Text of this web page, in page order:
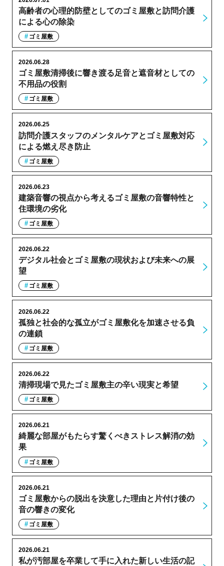
高齢者の心理的防壁としてのゴミ屋敷と訪問介護
による心の除染
ゴミ屋敷
ゴミ屋敷清掃後に響き渡る足音と遮音材としての
不用品の役割
2026.06.28
ゴミ屋敷
訪問介護スタッフのメンタルケアとゴミ屋敷対応
による燃え尽き防止
2026.06.25
ゴミ屋敷
建築音響の視点から考えるゴミ屋敷の音響特性と
住環境の劣化
2026.06.23
ゴミ屋敷
デジタル社会とゴミ屋敷の現状および未来への展
望
2026.06.22
ゴミ屋敷
孤独と社会的な孤立がゴミ屋敷化を加速させる負
の連鎖
2026.06.22
ゴミ屋敷
清掃現場で見たゴミ屋敷主の辛い現実と希望
2026.06.22
ゴミ屋敷
綺麗な部屋がもたらす驚くべきストレス解消の効
果
2026.06.21
ゴミ屋敷
ゴミ屋敷からの脱出を決意した理由と片付け後の
音の響きの変化
2026.06.21
ゴミ屋敷
私が汚部屋を卒業して手に入れた新しい生活の記
2026.06.21